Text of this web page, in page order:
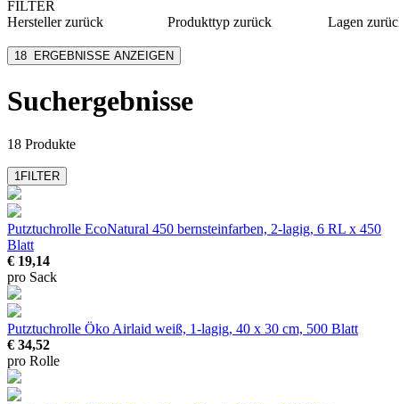
FILTER
Herstellerzurück
Kimberly-Clark
MESSERLE
Tork
Produkttyp zurück
Lagen
18 ERGEBNISSE ANZEIGEN
Suchergebnisse
18 Produkte
1FILTER
Putztuchrolle EcoNatural 450 bernsteinfarben, 2-lagig, 6 RL x 450
Blatt
€ 19,14
pro Sack
Putztuchrolle Öko Airlaid weiß, 1-lagig, 40 x 30 cm, 500 Blatt
€ 34,52
pro Rolle